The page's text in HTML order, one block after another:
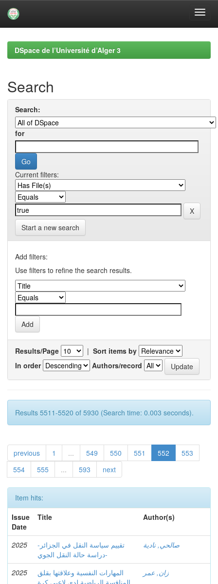
navigationDSpace de l’Université d’Alger 3
Search
Search:
for
Current filters:
Start a new search
Add filters:
Use filters to refine the search results.
Results/Page | Sort items by
In order
Authors/record
Results 5511-5520 of 5930 (Search time: 0.003 seconds).
previous 1 ... 549 550 551 552
553
554
555 ... 593 next
Item hits:
Issue
Date
Title Author(s)
2025
-تقييم سياسة النقل في الجزائر
-دراسة حالة النقل الجوي
صالحي, نادية
2025
المهارات النفسية وعلاقتها بقلق
المنافسة الرياضية لدى لاعبي كرة
زان, عمر